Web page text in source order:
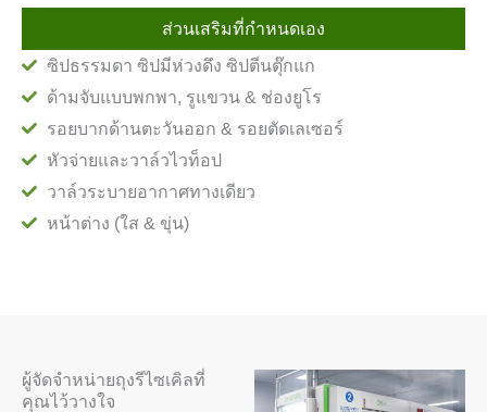
ส่วนเสริมที่กำหนดเอง
ซิปธรรมดา ซิปมีห่วงดึง ซิปตีนตุ๊กแก
ด้ามจับแบบพกพา, รูแขวน & ช่องยูโร
รอยบากด้านตะวันออก & รอยตัดเลเซอร์
หัวจ่ายและวาล์วไวท็อป
วาล์วระบายอากาศทางเดียว
หน้าต่าง (ใส & ขุ่น)
ผู้จัดจำหน่ายถุงรีไซเคิลที่
คุณไว้วางใจ